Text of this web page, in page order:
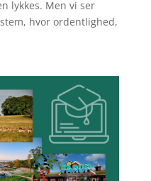
lykkes. Men vi ser
hvor ordentlighed,